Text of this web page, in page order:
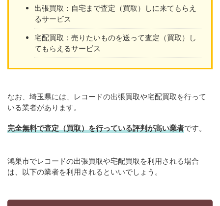
出張買取：自宅まで査定（買取）しに来てもらえ
るサービス
宅配買取：売りたいものを送って査定（買取）し
てもらえるサービス
なお、埼玉県には、レコードの出張買取や宅配買取を行って
いる業者があります。
完全無料で査定（買取）を行っている評判が高い業者です。
鴻巣市でレコードの出張買取や宅配買取を利用される場合
は、以下の業者を利用されるといいでしょう。